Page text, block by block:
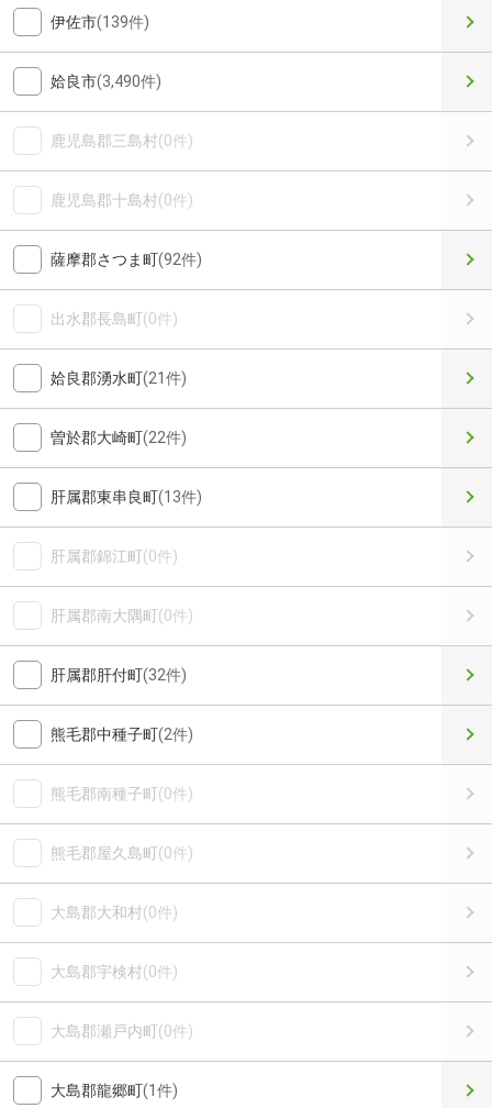
伊佐市(139件)
姶良市(3,490件)
鹿児島郡三島村(0件)
鹿児島郡十島村(0件)
薩摩郡さつま町(92件)
出水郡長島町(0件)
姶良郡湧水町(21件)
曽於郡大崎町(22件)
肝属郡東串良町(13件)
肝属郡錦江町(0件)
肝属郡南大隅町(0件)
肝属郡肝付町(32件)
熊毛郡中種子町(2件)
熊毛郡南種子町(0件)
熊毛郡屋久島町(0件)
大島郡大和村(0件)
大島郡宇検村(0件)
大島郡瀬戸内町(0件)
大島郡龍郷町(1件)